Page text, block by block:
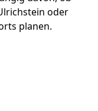
oder
planen.